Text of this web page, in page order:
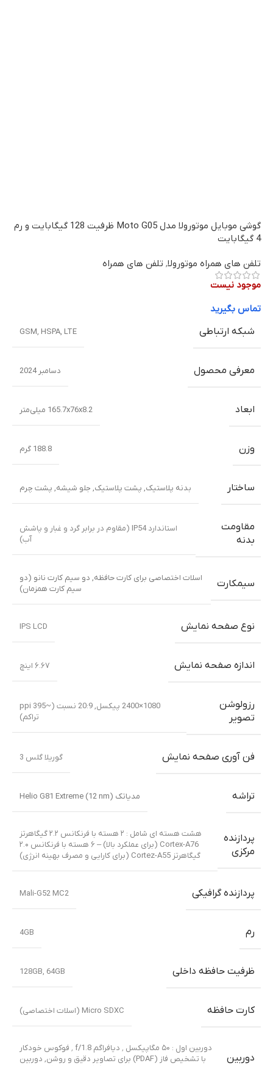
گوشی موبایل موتورولا مدل Moto G05 ظرفیت 128 گیگابایت و رم
4 گیگابایت
تلفن های همراه موتورولا, تلفن های همراه
موجود نیست
تماس بگیرید
شبکه ارتباطی
GSM, HSPA, LTE
معرفی محصول دسامبر 2024
ابعاد 165.7x76x8.2 میلی‌متر
وزن 188.8 گرم
ساختار بدنه پلاستیک, پشت پلاستیک, جلو شیشه, پشت چرم
مقاومت
بدنه
استاندارد IP54 (مقاوم در برابر گرد و غبار و پاشش
آب)
سیمکارت اسلات اختصاصی برای کارت حافظه, دو سیم کارت نانو (دو
سیم کارت همزمان)
نوع صفحه نمایش IPS LCD
اندازه صفحه نمایش ۶.۶۷ اینچ
رزولوشن
تصویر
1080×2400 پیکسل, 20:9 نسبت (~395 ppi
تراکم)
فن آوری صفحه نمایش گوریلا گلس 3
تراشه مدیاتک Helio G81 Extreme (12 nm)
پردازنده
مرکزی
هشت هسته ای شامل : ۲ هسته با فرنکانس ۲.۲ گیگاهرتز
Cortex-A76 (برای عملکرد بالا) – ۶ هسته با فرنکانس ۲.۰
گیگاهرتز Cortez-A55 (برای کارایی و مصرف بهینه انرژی)
پردازنده گرافیکی Mali-G52 MC2
رم 4GB
ظرفیت حافظه داخلی 128GB, 64GB
کارت حافظه Micro SDXC (اسلات اختصاصی)
دوربین
دوربین اول : ۵۰ مگاپیکسل ٬ دیافراگم f/1.8 ٬ فوکوس خودکار
با تشخیص فاز (PDAF) برای تصاویر دقیق و روشن
, دوربین